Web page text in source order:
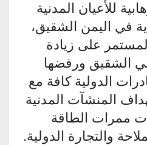
للأعيان المدنية
في اليمن الشقيق،
على زيادة
الشقيق ورفضها
الدولية كافة مع
المنشآت المدنية
ممرات الطاقة
والتجارة الدولية.